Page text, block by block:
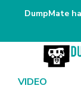
DumpMate
VIDEO